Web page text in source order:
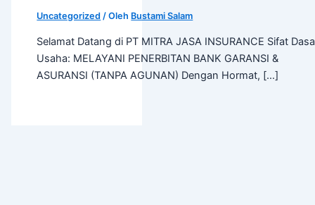
Uncategorized / Oleh Bustami Salam
Selamat Datang di PT MITRA JASA INSURANCE Sifat
Usaha: MELAYANI PENERBITAN BANK GARANSI &
ASURANSI (TANPA AGUNAN) Dengan Hormat, […]